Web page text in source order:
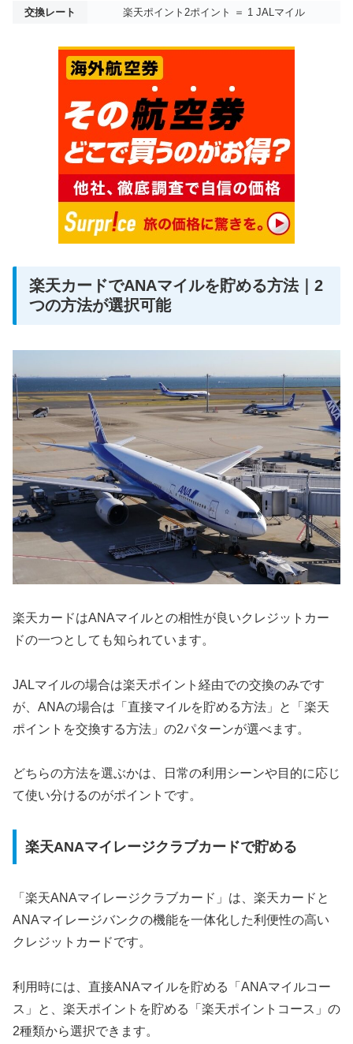
交換レート 楽天ポイント2ポイント ＝ 1 JALマイル
楽天カードでANAマイルを貯める方法｜2
つの方法が選択可能
楽天カードはANAマイルとの相性が良いクレジットカー
ドの一つとしても知られています。
JALマイルの場合は楽天ポイント経由での交換のみです
が、ANAの場合は「直接マイルを貯める方法」と「楽天
ポイントを交換する方法」の2パターンが選べます。
どちらの方法を選ぶかは、日常の利用シーンや目的に応じ
て使い分けるのがポイントです。
楽天ANAマイレージクラブカードで貯める
「楽天ANAマイレージクラブカード」は、楽天カードと
ANAマイレージバンクの機能を一体化した利便性の高い
クレジットカードです。
利用時には、直接ANAマイルを貯める「ANAマイルコー
ス」と、楽天ポイントを貯める「楽天ポイントコース」の
2種類から選択できます。